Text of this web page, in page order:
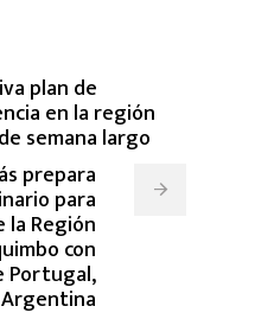
plan de
en la región
semana largo
prepara
para
Región
con
Portugal,